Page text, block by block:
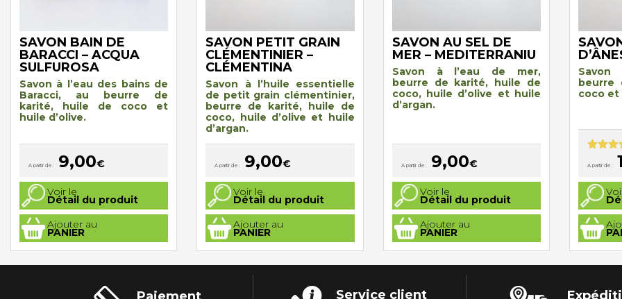
SAVON BAIN DE
BARACCI – ACQUA
SULFUROSA
Savon à l’eau des bains de
Baracci, au beurre de
karité, huile de coco et
huile d’olive.
A partir de : 9,00€
Voir le
Détail du produit
Ajouter au
PANIER
Ce
produit
a
plusieurs
variations.
Les
options
peuvent
être
SAVON PETIT GRAIN
CLÉMENTINIER –
CLÉMENTINA
Savon à l’huile essentielle
de petit grain clémentinier,
beurre de karité, huile de
coco, huile d’olive et huile
d’argan.
A partir de : 9,00€
Voir le
Détail du produit
Ajouter au
PANIER
Ce
produit
a
plusieurs
variations.
Les
options
peuvent
être
SAVON AU SEL DE
MER – MEDITERRANIU
Savon à l’eau de mer,
beurre de karité, huile de
coco, huile d’olive et huile
d’argan.
A partir de : 9,00€
Voir le
Détail du produit
Ajouter au
PANIER
Ce
produit
a
plusieurs
variations.
Les
options
peuvent
être
la
Savon
beurre
coco et
sur 5
A partir de :
Ce
produit
a
plusieurs
Les
options
peuvent
être
la
Service client